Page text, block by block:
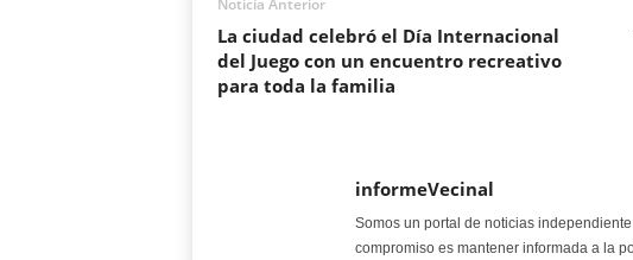
Noticia Anterior
La ciudad celebró el Día Internacional
del Juego con un encuentro recreativo
para toda la familia
informeVecinal
Somos un portal de noticias
compromiso es mantener informada a la